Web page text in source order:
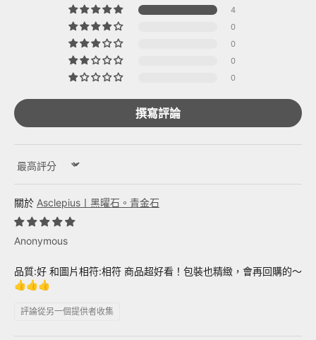
4
0
0
0
0
撰寫評論
Sort by
Asclepius丨黑曜石。青金石
Anonymous
品質:好 和圖片相符:相符 商品超好看！包裝也精緻，會再回購的～
👍👍👍
評論從另一個提供者收集